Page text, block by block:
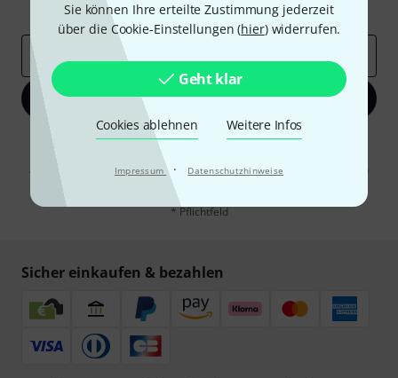
Sie können Ihre erteilte Zustimmung jederzeit
über die Cookie-Einstellungen (hier) widerrufen.
Geht klar
Cookies ablehnen Weitere Infos
Impressum · Datenschutzhinweise
Inspirierende Beiträge
Deals Thomann Insights
E-Mail-Adresse*
Jetzt anmelden
Mit Klick auf „Jetzt anmelden“ stimmen Sie dem Erhalt von E-Mail-
Werbung und einer Messung des E-Mail-Nutzungsverhaltens zu. Die
Abmeldung ist jederzeit möglich. Weitere Informationen finden Sie in
Datenschutzhinweisen
* Pflichtfeld
Sicher einkaufen & bezahlen